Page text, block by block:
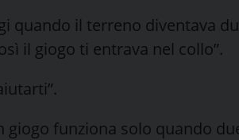
quando il terreno diventava
il giogo ti entrava nel collo”.
giogo funziona solo quando